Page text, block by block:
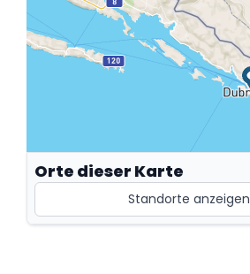
Orte dieser Karte
Standorte anzeigen